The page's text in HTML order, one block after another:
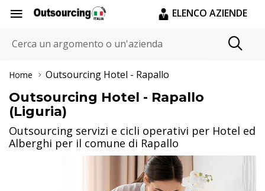
ELENCO AZIENDE
Home Outsourcing Hotel - Rapallo
Outsourcing Hotel - Rapallo
(Liguria)
Outsourcing servizi e cicli operativi per Hotel ed
Alberghi per il comune di Rapallo